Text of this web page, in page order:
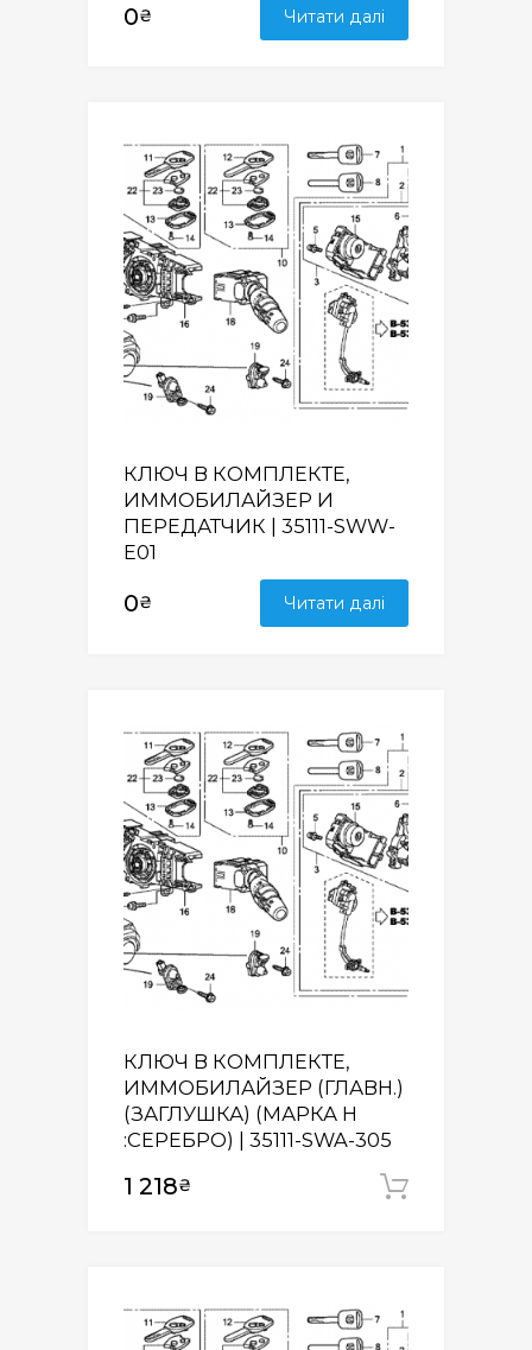
0₴ Читати далі
КЛЮЧ В КОМПЛЕКТЕ,
ИММОБИЛАЙЗЕР И
ПЕРЕДАТЧИК | 35111-SWW-
E01
0₴ Читати далі
КЛЮЧ В КОМПЛЕКТЕ,
ИММОБИЛАЙЗЕР (ГЛАВН.)
(ЗАГЛУШКА) (МАРКА H
:СЕРЕБРО) | 35111-SWA-305
1 218₴